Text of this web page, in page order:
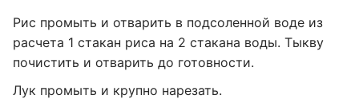
Рис промыть и отварить в подсоленной воде из
расчета 1 стакан риса на 2 стакана воды. Тыкву
почистить и отварить до готовности.
Лук промыть и крупно нарезать.